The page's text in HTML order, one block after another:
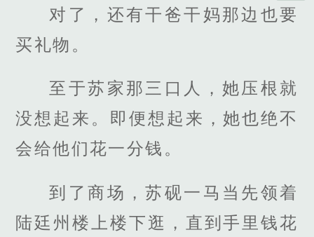
对了，还有干爸干妈那边也要
买礼物。
至于苏家那三口人，她压根就
没想起来。即便想起来，她也绝不
会给他们花一分钱。
到了商场，苏砚一马当先领着
陆廷州楼上楼下逛，直到手里钱花